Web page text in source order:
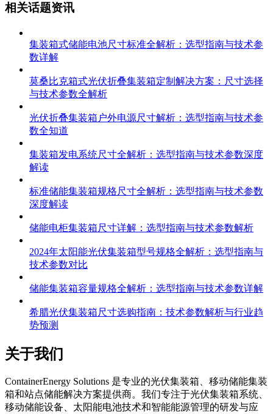
相关话题资讯
集装箱式储能电池尺寸标准全解析：选型指南与技术参
数详解
莫桑比克箱式光伏折叠集装箱定制解决方案：尺寸选择
与技术参数全解析
光伏折叠集装箱户外电源尺寸解析：选型指南与技术参
数全知道
集装箱发电系统尺寸全解析：选型指南与技术参数深度
解读
标准储能集装箱规格尺寸全解析：选型指南与技术参数
深度解读
储能电柜集装箱尺寸详解：选型指南与技术参数解析
2024年太阳能光伏集装箱型号规格全解析：选型指南与
技术参数对比
储能集装箱容量规格全解析：选型指南与技术参数详解
希腊光伏集装箱尺寸选购指南：技术参数解析与行业趋
势预测
关于我们
ContainerEnergy Solutions 是专业的光伏集装箱、移动储能集装
箱和站点储能解决方案提供商。我们专注于光伏集装箱系统、
移动储能设备、太阳能电池技术和智能能源管理的研发与应